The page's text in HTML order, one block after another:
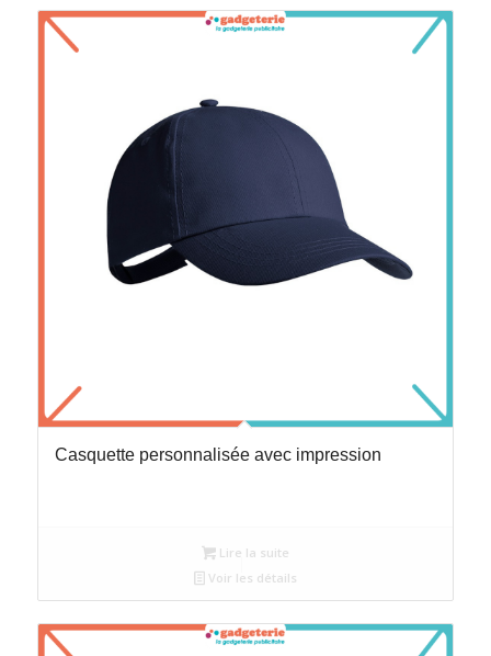
Casquette personnalisée avec impression
Lire la suite
Voir les détails